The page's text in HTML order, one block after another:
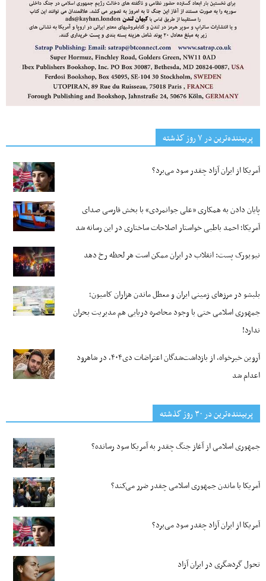
پربیننده‌ترین‌ در ۷ روز گذشته
آمریکا از ایران آزاد چقدر سود می‌برد؟
پایان دادن به همکاری «علی جوانمردی» با بخش فارسی صدای
آمریکا؛ احمد باطبی خواستار اصلاحات ساختاری در این رسانه شد
نیویورک پست: انقلاب در ایران ممکن است هر لحظه رخ دهد
بلبشو در مرزهای زمینی ایران و معطل ماندن هزاران کامیون؛
جمهوری اسلامی حتی با وجود محاصره دریایی هم مدیریت بحران
ندارد!
آروین خیرخواه، از بازداشت‌شدگان اعتراضات دی۴۰۴، در شاهرود
اعدام شد
پربیننده‌ترین‌ در ۳۰ روز گذشته
جمهوری اسلامی از آغاز جنگ چقدر به آمریکا سود رسانده؟
آمریکا با ماندن جمهوری اسلامی چقدر ضرر می‌کند؟
آمریکا از ایران آزاد چقدر سود می‌برد؟
تحول گردشگری در ایران آزاد